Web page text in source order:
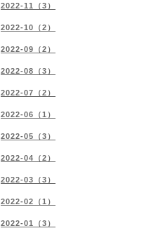
2022-11（3）
2022-10（2）
2022-09（2）
2022-08（3）
2022-07（2）
2022-06（1）
2022-05（3）
2022-04（2）
2022-03（3）
2022-02（1）
2022-01（3）